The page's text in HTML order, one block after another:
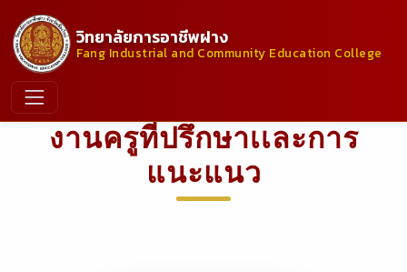
วิทยาลัยการอาชีพฝาง
Fang Industrial and Community Education College
งานครูที่ปรึกษาเเละการ
แนะแนว